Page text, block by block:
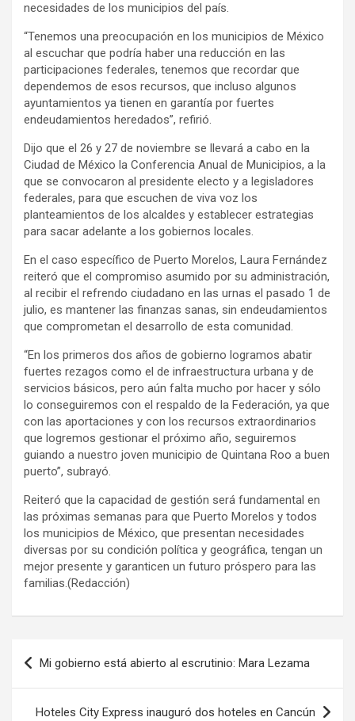
necesidades de los municipios del país.
“Tenemos una preocupación en los municipios de México
al escuchar que podría haber una reducción en las
participaciones federales, tenemos que recordar que
dependemos de esos recursos, que incluso algunos
ayuntamientos ya tienen en garantía por fuertes
endeudamientos heredados”, refirió.
Dijo que el 26 y 27 de noviembre se llevará a cabo en la
Ciudad de México la Conferencia Anual de Municipios, a la
que se convocaron al presidente electo y a legisladores
federales, para que escuchen de viva voz los
planteamientos de los alcaldes y establecer estrategias
para sacar adelante a los gobiernos locales.
En el caso específico de Puerto Morelos, Laura Fernández
reiteró que el compromiso asumido por su administración,
al recibir el refrendo ciudadano en las urnas el pasado 1 de
julio, es mantener las finanzas sanas, sin endeudamientos
que comprometan el desarrollo de esta comunidad.
“En los primeros dos años de gobierno logramos abatir
fuertes rezagos como el de infraestructura urbana y de
servicios básicos, pero aún falta mucho por hacer y sólo
lo conseguiremos con el respaldo de la Federación, ya que
con las aportaciones y con los recursos extraordinarios
que logremos gestionar el próximo año, seguiremos
guiando a nuestro joven municipio de Quintana Roo a buen
puerto”, subrayó.
Reiteró que la capacidad de gestión será fundamental en
las próximas semanas para que Puerto Morelos y todos
los municipios de México, que presentan necesidades
diversas por su condición política y geográfica, tengan un
mejor presente y garanticen un futuro próspero para las
familias.(Redacción)
Navegación
de
entradas
Mi gobierno está abierto al escrutinio: Mara Lezama
Hoteles City Express inauguró dos hoteles en Cancún